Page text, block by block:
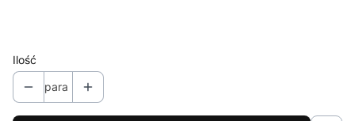
Ilość
para